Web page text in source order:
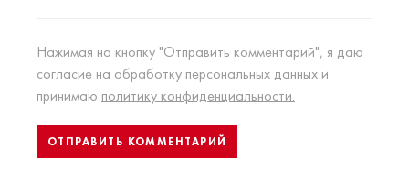
Нажимая на кнопку "Отправить комментарий", я даю
согласие на обработку персональных данных и
принимаю политику конфиденциальности.